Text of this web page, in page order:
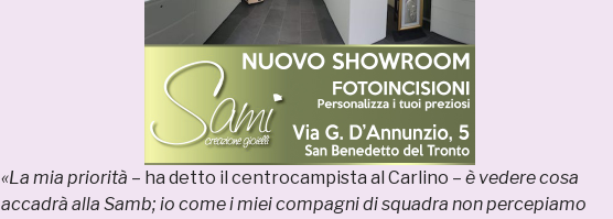
«La mia priorità – ha detto il centrocampista al Carlino – è vedere cosa
accadrà alla Samb; io come i miei compagni di squadra non percepiamo